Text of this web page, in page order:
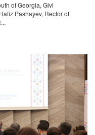
of Georgia, Givi
Pashayev, Rector of